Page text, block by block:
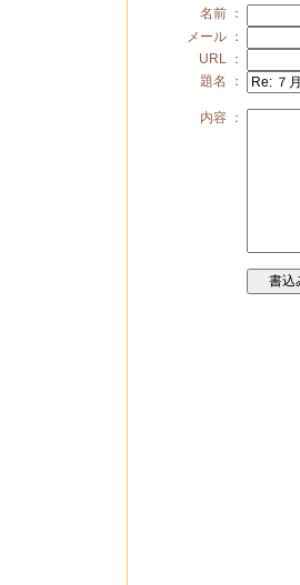
名前 ：
メール ：
URL ：
題名 ：
内容 ：